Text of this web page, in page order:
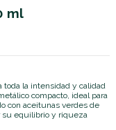
ml
toda la intensidad y calidad
compacto, ideal para
con aceitunas verdes de
su equilibrio y riqueza